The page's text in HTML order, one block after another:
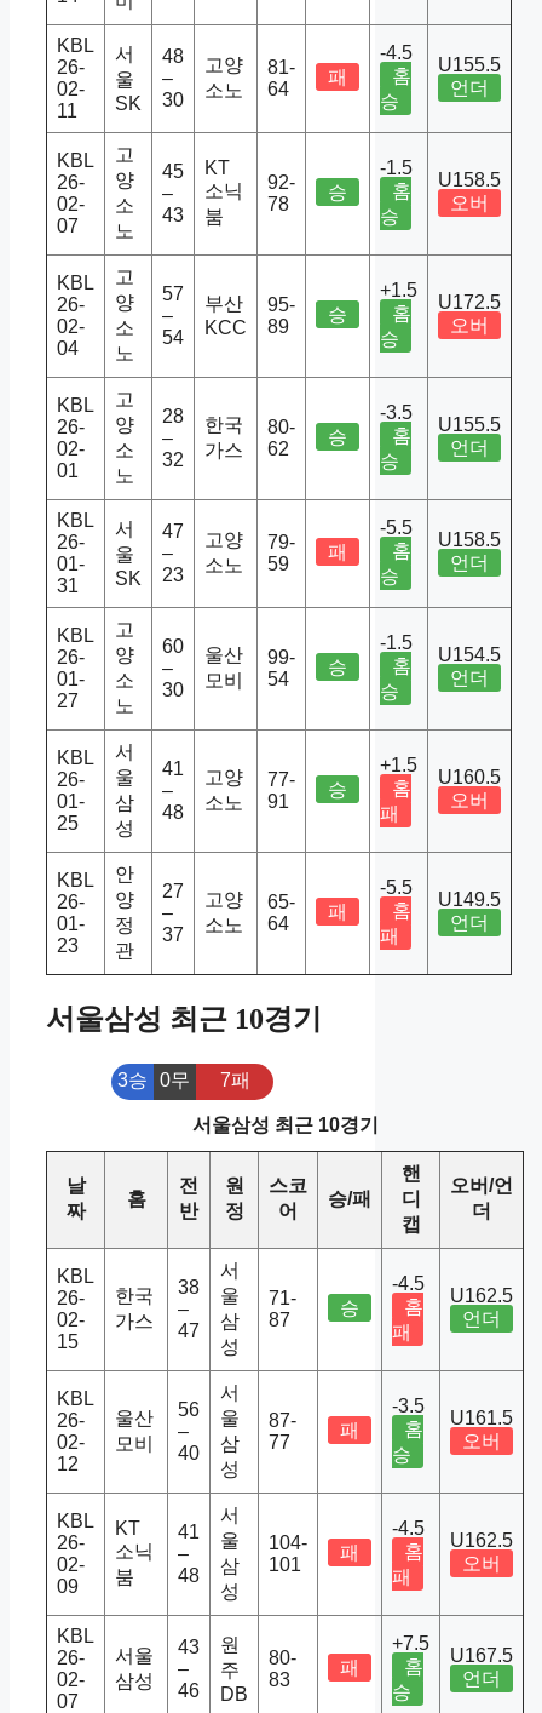
KBL
26-
02-
11
서
울
SK
48
–
30
고양
소노
81-
64
패
-4.5
홈
승
U155.5
언더
KBL
26-
02-
07
고
양
소
노
45
–
43
KT
소닉
붐
92-
78
승
-1.5
홈
승
U158.5
오버
KBL
26-
02-
04
고
양
소
노
57
–
54
부산
KCC
95-
89
승
+1.5
홈
승
U172.5
오버
KBL
26-
02-
01
고
양
소
노
28
–
32
한국
가스
80-
62
승
-3.5
홈
승
U155.5
언더
KBL
26-
01-
31
서
울
SK
47
–
23
고양
소노
79-
59
패
-5.5
홈
승
U158.5
언더
KBL
26-
01-
27
고
양
소
노
60
–
30
울산
모비
99-
54
승
-1.5
홈
승
U154.5
언더
KBL
26-
01-
25
서
울
삼
성
41
–
48
고양
소노
77-
91
승
+1.5
홈
패
U160.5
오버
KBL
26-
01-
23
안
양
정
관
27
–
37
고양
소노
65-
64
패
-5.5
홈
패
U149.5
언더
서울삼성 최근 10경기
3승 0무 7패
서울삼성 최근 10경기
날
짜
홈
전
반
원
정
스코
어
승/패
핸
디
캡
오버/언
더
KBL
26-
02-
15
한국
가스
38
–
47
서
울
삼
성
71-
87
승
-4.5
홈
패
U162.5
언더
KBL
26-
02-
12
울산
모비
56
–
40
서
울
삼
성
87-
77
패
-3.5
홈
승
U161.5
오버
KBL
26-
02-
09
KT
소닉
붐
41
–
48
서
울
삼
성
104-
101
패
-4.5
홈
패
U162.5
오버
KBL
26-
02-
07
서울
삼성
43
–
46
원
주
DB
80-
83
패
+7.5
홈
승
U167.5
언더